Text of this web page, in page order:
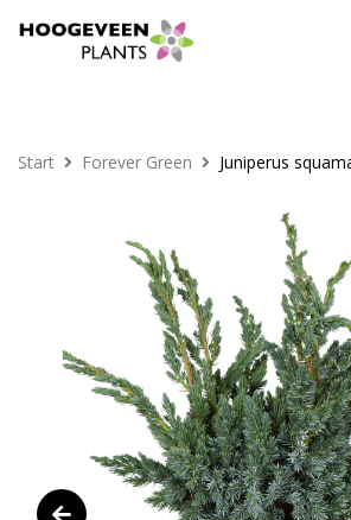
Start Forever Green Juniperus